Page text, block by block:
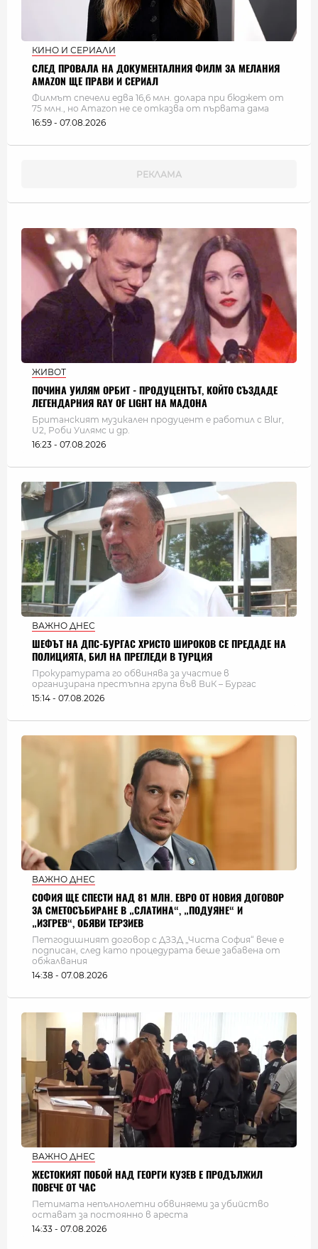
КИНО И СЕРИАЛИ
СЛЕД ПРОВАЛА НА ДОКУМЕНТАЛНИЯ ФИЛМ ЗА МЕЛАНИЯ
AMAZON ЩЕ ПРАВИ И СЕРИАЛ
Филмът спечели едва 16,6 млн. долара при бюджет от
75 млн., но Amazon не се отказва от първата дама
16:59 - 07.08.2026
ЖИВОТ
ПОЧИНА УИЛЯМ ОРБИТ - ПРОДУЦЕНТЪТ, КОЙТО СЪЗДАДЕ
ЛЕГЕНДАРНИЯ RAY OF LIGHT НА МАДОНА
Британският музикален продуцент е работил с Blur,
U2, Роби Уилямс и др.
16:23 - 07.08.2026
ВАЖНО ДНЕС
ШЕФЪТ НА ДПС-БУРГАС ХРИСТО ШИРОКОВ СЕ ПРЕДАДЕ НА
ПОЛИЦИЯТА, БИЛ НА ПРЕГЛЕДИ В ТУРЦИЯ
Прокуратурата го обвинява за участие в
организирана престъпна група във ВиК – Бургас
15:14 - 07.08.2026
ВАЖНО ДНЕС
СОФИЯ ЩЕ СПЕСТИ НАД 81 МЛН. ЕВРО ОТ НОВИЯ ДОГОВОР
ЗА СМЕТОСЪБИРАНЕ В „СЛАТИНА“, „ПОДУЯНЕ“ И
„ИЗГРЕВ“, ОБЯВИ ТЕРЗИЕВ
Петгодишният договор с ДЗЗД „Чиста София“ вече е
подписан, след като процедурата беше забавена от
обжалвания
14:38 - 07.08.2026
ВАЖНО ДНЕС
ЖЕСТОКИЯТ ПОБОЙ НАД ГЕОРГИ КУЗЕВ Е ПРОДЪЛЖИЛ
ПОВЕЧЕ ОТ ЧАС
Петимата непълнолетни обвиняеми за убийство
остават за постоянно в ареста
14:33 - 07.08.2026